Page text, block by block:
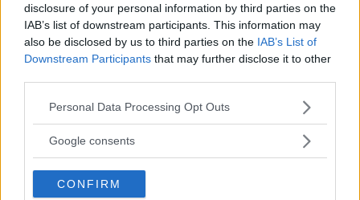
disclosure of your personal information by third parties on the
IAB’s list of downstream participants. This information may
also be disclosed by us to third parties on the IAB’s List of
Downstream Participants that may further disclose it to other
Please note that this website/app uses one or more Google
not limited to your visit or usage behaviour. You may click to
use your data for below specified purposes in below Google
consent section.
Personal Data Processing Opt Outs
Google consents
CONFIRM
Så står sig nya Toyota RAV4